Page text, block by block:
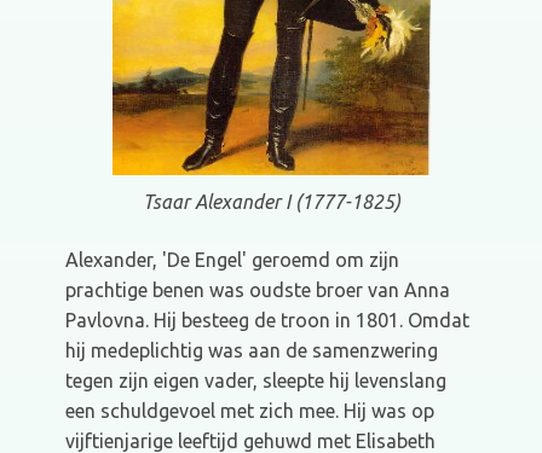
Tsaar Alexander I (1777-1825)
Alexander, 'De Engel' geroemd om zijn
prachtige benen was oudste broer van Anna
Pavlovna. Hij besteeg de troon in 1801. Omdat
hij medeplichtig was aan de samenzwering
tegen zijn eigen vader, sleepte hij levenslang
een schuldgevoel met zich mee. Hij was op
vijftienjarige leeftijd gehuwd met Elisabeth